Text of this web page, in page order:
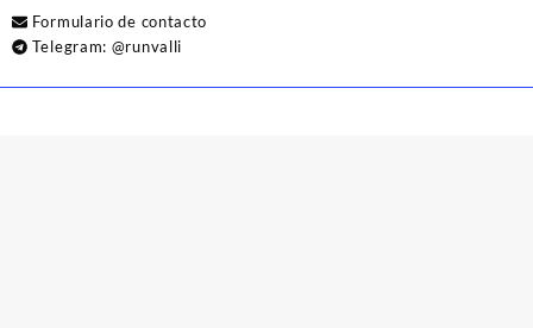
Formulario de contacto
Telegram: @runvalli